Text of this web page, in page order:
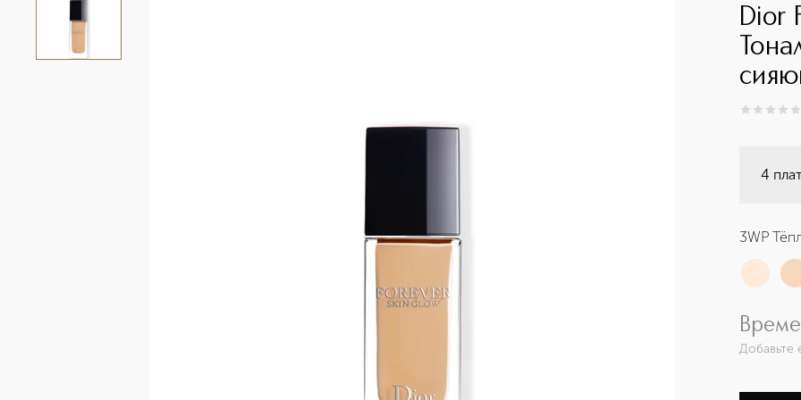
Dior
0из 0
4
3WP
Добавьте